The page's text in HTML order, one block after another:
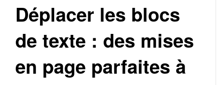
Déplacer les blocs
de texte : des mises
en page parfaites à